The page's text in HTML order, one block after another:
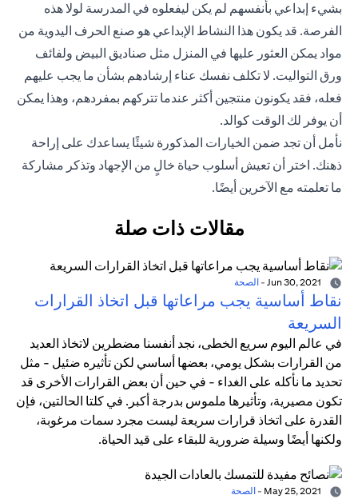
بشيء إبداعي بأنفسهم لم يكن ليفعلوه في المدرسة لولا هذه
الفرصة. قد يكون هذا النشاط الإبداعي هو صنع الحرف اليدوية من
مواد يمكن العثور عليها في المنزل مثل صناديق البيض ولفائف
ورق التواليت. لا تكلف نفسك عناء إرشادهم بشأن ما يجب عليهم
فعله، فقد يكونون منتجين أكثر عندما تتركهم بمفردهم، وهذا يمكن
أن يوفر لك الوقت كوالد.
نأمل أن تجد ضمن الخيارات المذكورة شيئًا يساعدك على إراحة
ذهنك. اختر أن تعيش أسلوب حياة خالٍ من الإجهاد وتذكر مشاركة
ما تعلمته مع الآخرين أيضًا.
مقالات ذات صلة
- الصحة
نقاط أساسية يجب مراعاتها قبل اتخاذ القرارات
السريعة
في عالم اليوم سريع الخطى، نجد أنفسنا مضطرين لاتخاذ العديد
من القرارات بشكل يومي، بعضها أساسي لكن تأثيره ضئيل - مثل
تحديد ما نأكله على الغداء - في حين أن بعض القرارات الأخرى قد
تكون مصيرية، وتأثيرها ملموس بدرجة أكبر. في كلتا الحالتين، فإن
القدرة على اتخاذ قرارات سريعة ليست مجرد سمات مرغوبة،
ولكنها أيضًا وسيلة ضرورية للبقاء على قيد الحياة.
- الصحة